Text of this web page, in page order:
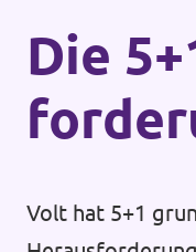
Die
Volt hat 5+1